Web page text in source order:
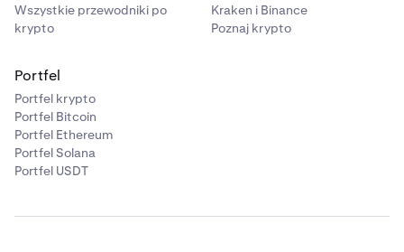
Wszystkie przewodniki po
krypto
Kraken i Binance
Poznaj krypto
Portfel
Portfel krypto
Portfel Bitcoin
Portfel Ethereum
Portfel Solana
Portfel USDT